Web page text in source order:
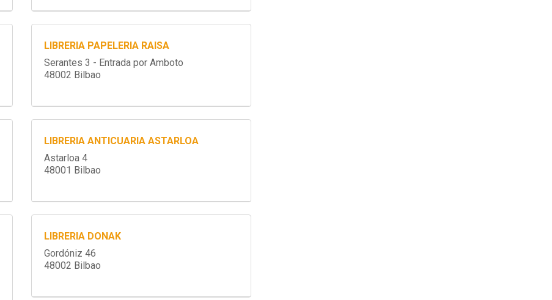
LIBRERIA PAPELERIA RAISA
Serantes 3 - Entrada por Amboto
48002 Bilbao
LIBRERIA ANTICUARIA ASTARLOA
Astarloa 4
48001 Bilbao
LIBRERIA DONAK
Gordóniz 46
48002 Bilbao